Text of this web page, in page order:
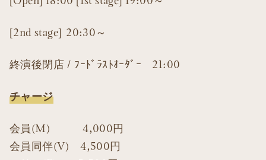
[2nd stage] 20:30～
終演後閉店 / ﾌｰﾄﾞﾗｽﾄｵｰﾀﾞｰ 21:00
チャージ
会員(M) 4,000円
会員同伴(V) 4,500円